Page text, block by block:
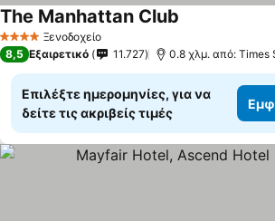
4 ΑστέριαΞενοδοχείο
The Manhattan Club
8,5 Εξαιρετικό 11.727 0.8 χλμ. από: Times
Επιλέξτε ημερομηνίες, για να
δείτε τις ακριβείς τιμές